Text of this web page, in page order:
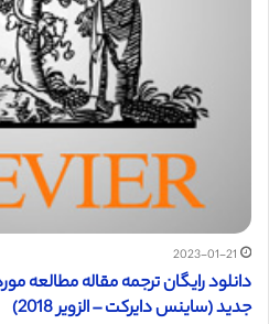
2023-01-21
دانلود رایگان ترجمه مقاله مطالعه
جدید (ساینس دایرکت – الزویر 2018)